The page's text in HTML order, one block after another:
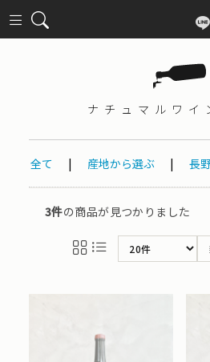
ナチュマル ワイ
全て | 産地から選ぶ | 長
3件の商品が見つかりました